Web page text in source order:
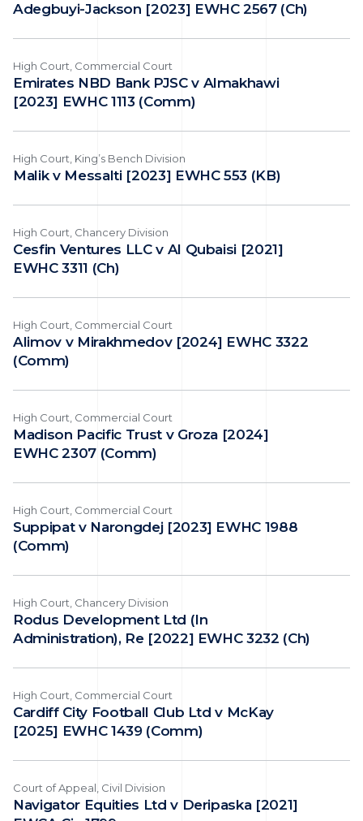
Adegbuyi-Jackson [2023] EWHC 2567 (Ch)
High Court, Commercial Court
Emirates NBD Bank PJSC v Almakhawi
[2023] EWHC 1113 (Comm)
High Court, King’s Bench Division
Malik v Messalti [2023] EWHC 553 (KB)
High Court, Chancery Division
Cesfin Ventures LLC v Al Qubaisi [2021]
EWHC 3311 (Ch)
High Court, Commercial Court
Alimov v Mirakhmedov [2024] EWHC 3322
(Comm)
High Court, Commercial Court
Madison Pacific Trust v Groza [2024]
EWHC 2307 (Comm)
High Court, Commercial Court
Suppipat v Narongdej [2023] EWHC 1988
(Comm)
High Court, Chancery Division
Rodus Development Ltd (In
Administration), Re [2022] EWHC 3232 (Ch)
High Court, Commercial Court
Cardiff City Football Club Ltd v McKay
[2025] EWHC 1439 (Comm)
Court of Appeal, Civil Division
Navigator Equities Ltd v Deripaska [2021]